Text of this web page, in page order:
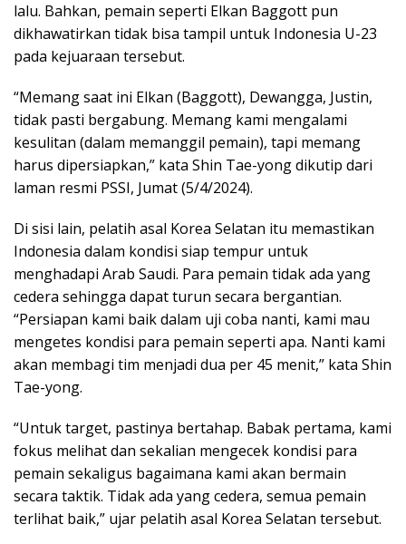
lalu. Bahkan, pemain seperti Elkan Baggott pun
dikhawatirkan tidak bisa tampil untuk Indonesia U-23
pada kejuaraan tersebut.
“Memang saat ini Elkan (Baggott), Dewangga, Justin,
tidak pasti bergabung. Memang kami mengalami
kesulitan (dalam memanggil pemain), tapi memang
harus dipersiapkan,” kata Shin Tae-yong dikutip dari
laman resmi PSSI, Jumat (5/4/2024).
Di sisi lain, pelatih asal Korea Selatan itu memastikan
Indonesia dalam kondisi siap tempur untuk
menghadapi Arab Saudi. Para pemain tidak ada yang
cedera sehingga dapat turun secara bergantian.
“Persiapan kami baik dalam uji coba nanti, kami mau
mengetes kondisi para pemain seperti apa. Nanti kami
akan membagi tim menjadi dua per 45 menit,” kata Shin
Tae-yong.
“Untuk target, pastinya bertahap. Babak pertama, kami
fokus melihat dan sekalian mengecek kondisi para
pemain sekaligus bagaimana kami akan bermain
secara taktik. Tidak ada yang cedera, semua pemain
terlihat baik,” ujar pelatih asal Korea Selatan tersebut.